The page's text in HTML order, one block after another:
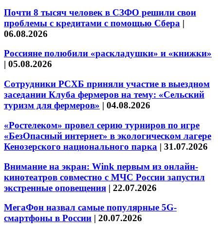
Почти 8 тысяч человек в СЗФО решили свои
проблемы с кредитами с помощью Сбера |
06.08.2026
Россияне полюбили «раскладушки» и «книжки»
| 05.08.2026
Сотрудники РСХБ приняли участие в выездном
заседании Клуба фермеров на тему: «Сельский
туризм для фермеров» | 04.08.2026
«Ростелеком» провел серию турниров по игре
«БезОпасный интернет» в экологическом лагере
Кенозерского национального парка | 31.07.2026
Внимание на экран: Wink первым из онлайн-
кинотеатров совместно с МЧС России запустил
экстренные оповещения | 22.07.2026
МегаФон назвал самые популярные 5G-
смартфоны в России | 20.07.2026